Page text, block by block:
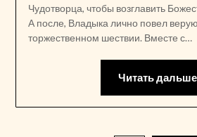
Чудотворца, чтобы возглавить
А после, Владыка лично повел
торжественном шествии. Вместе с…
Читать дальше